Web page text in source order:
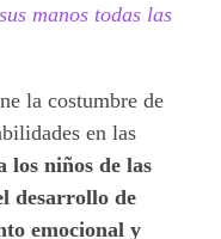
manos todas las
la costumbre de
en las
los niños de las
desarrollo de
emocional y